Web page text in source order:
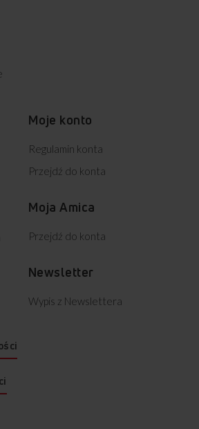
Moje konto
Regulamin konta
Przejdź do konta
Moja Amica
Przejdź do konta
Newsletter
Wypis z Newslettera